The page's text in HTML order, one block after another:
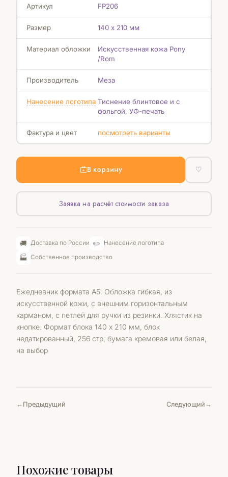
Артикул FP206
Размер 140 х 210 мм
Материал обложки
Искусственная кожа Pony
/Rom
Производитель Меза
Нанесение логотипа Тиснение блинтовое и с
фольгой, УФ-печать
Фактура и цвет посмотреть варианты
В корзину ♡
Заявка на расчёт стоимости заказа
🚚 Доставка по России ✏️ Нанесение логотипа
🏭 Собственное производство
Ежедневник формата А5. Обложка гибкая, из
искусственной кожи, с внешним горизонтальным
карманом, с петлей для ручки из резинки. Хлястик на
кнопке. Формат блока 140 х 210 мм, блок
недатированный, 256 стр, бумага кремовая или белая,
на выбор
Предыдущий Следующий
Похожие товары